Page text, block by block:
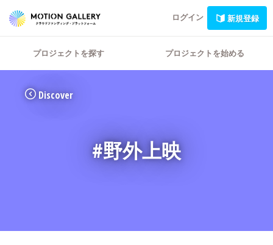
ログイン 新規登録
プロジェクトを探す プロジェクトを始める
Discover
#野外上映